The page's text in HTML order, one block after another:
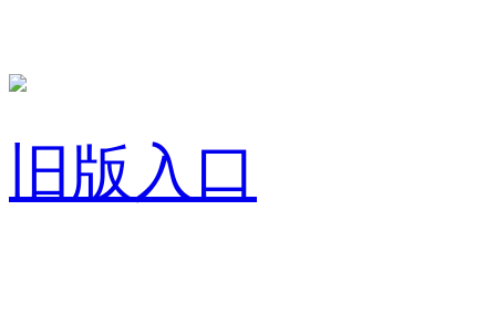
旧版入口